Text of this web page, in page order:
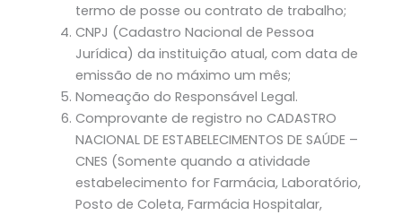
termo de posse ou contrato de trabalho;
CNPJ (Cadastro Nacional de Pessoa
Jurídica) da instituição atual, com data de
emissão de no máximo um mês;
Nomeação do Responsável Legal.
Comprovante de registro no CADASTRO
NACIONAL DE ESTABELECIMENTOS DE SAÚDE –
CNES (Somente quando a atividade
estabelecimento for Farmácia, Laboratório,
Posto de Coleta, Farmácia Hospitalar,